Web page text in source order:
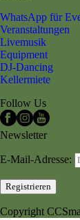
WhatsApp für
Veranstaltungen
Livemusik
Equipment
DJ-Dancing
Kellermiete
Follow Us
Newsletter
E-Mail-Adresse:
Copyright